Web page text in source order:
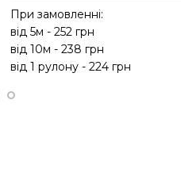
При замовленні:
від 5м - 252 грн
від 10м - 238 грн
від 1 рулону - 224 грн